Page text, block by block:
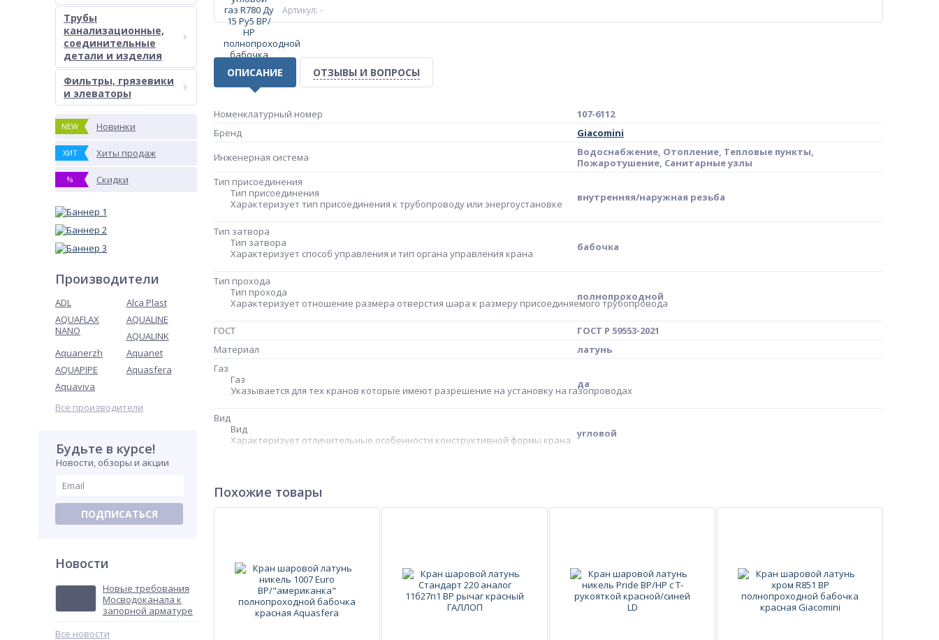
Трубы
канализационные,
соединительные
детали и изделия
Фильтры, грязевики
и элеваторы
NEW Новинки
ХИТ Хиты продаж
% Скидки
Производители
ADL
Alca Plast
AQUAFLAX
NANO
AQUALINE
AQUALINK
Aquanerzh
Aquanet
AQUAPIPE
Aquasfera
Aquaviva
Все производители
Будьте в курсе!
Новости, обзоры и акции
ПОДПИСАТЬСЯ
Новости
Новые требования
Мосводоканала к
запорной арматуре
Все новости
Артикул: -
ОПИСАНИЕ ОТЗЫВЫ И ВОПРОСЫ
Номенклатурный номер
107-6112
Бренд
Giacomini
Инженерная система
Водоснабжение, Отопление, Тепловые пункты,
Пожаротушение, Санитарные узлы
Тип присоединения
Тип присоединения
Характеризует тип присоединения к трубопроводу или энергоустановке
внутренняя/наружная резьба
Тип затвора
Тип затвора
Характеризует способ управления и тип органа управления крана
бабочка
Тип прохода
Тип прохода
Характеризует отношение размера отверстия шара к размеру присоединяемого трубопровода
полнопроходной
ГОСТ
ГОСТ Р 59553-2021
Материал
латунь
Газ
Газ
Указывается для тех кранов которые имеют разрешение на установку на газопроводах
да
Вид
Вид
Характеризует отличительные особенности конструктивной формы крана
угловой
Указывает модель как в паспорте производителя либо типовая фигура
Резьба
по ГОСТ 6357-81
Уплотнения шара
Уплотнения шара
Материал уплотнений шара крана
PTFE
Похожие товары